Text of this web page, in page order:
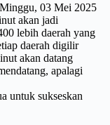
03 Mei 2025
akan jadi
lebih daerah yang
daerah digilir
akan datang
apalagi
untuk sukseskan